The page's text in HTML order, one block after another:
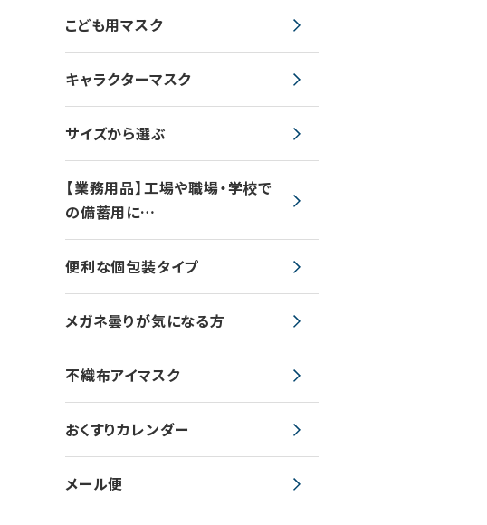
こども用マスク
キャラクターマスク
サイズから選ぶ
【業務用品】工場や職場・学校で
の備蓄用に…
便利な個包装タイプ
メガネ曇りが気になる方
不織布アイマスク
おくすりカレンダー
メール便